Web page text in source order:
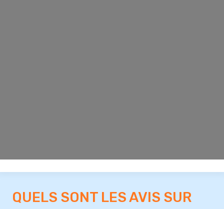
QUELS SONT LES AVIS SUR